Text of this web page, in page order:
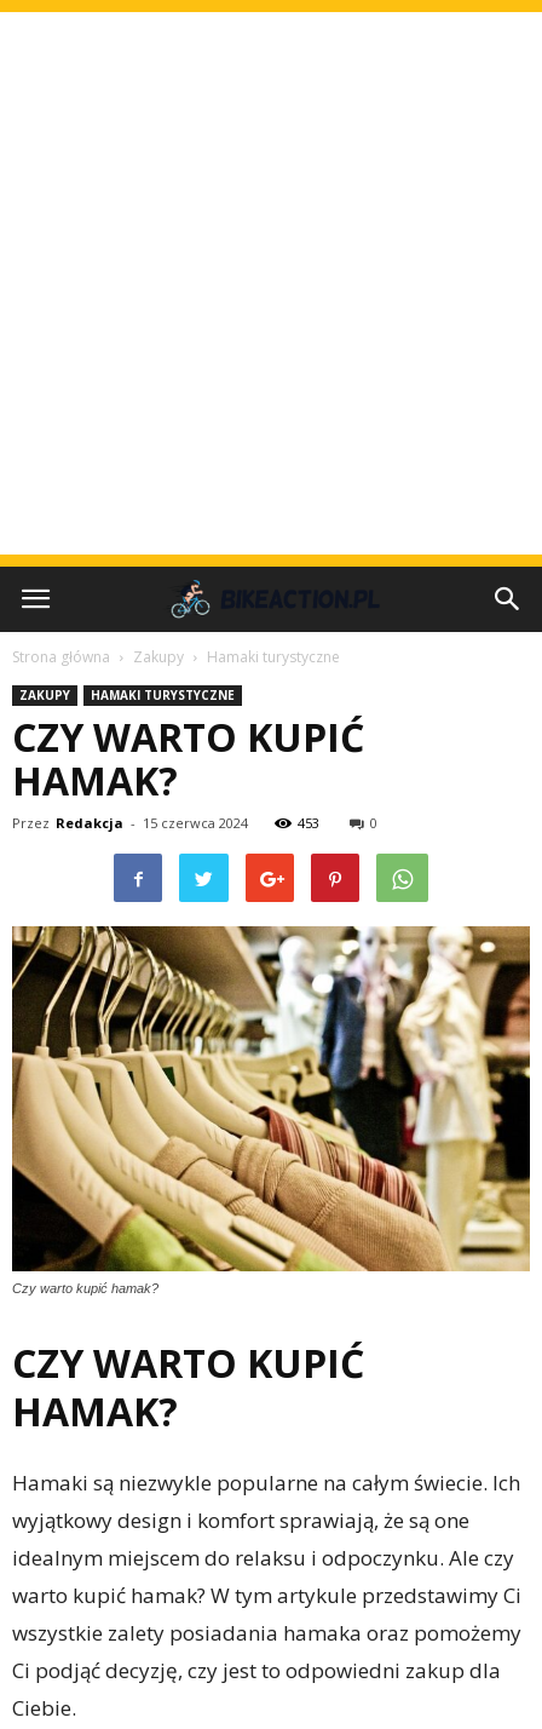
Strona główna Zakupy Hamaki turystyczne
ZAKUPY HAMAKI TURYSTYCZNE
CZY WARTO KUPIĆ
HAMAK?
Przez Redakcja - 15 czerwca 2024 453 0
Czy warto kupić hamak?
CZY WARTO KUPIĆ
HAMAK?
Hamaki są niezwykle popularne na całym świecie. Ich
wyjątkowy design i komfort sprawiają, że są one
idealnym miejscem do relaksu i odpoczynku. Ale czy
warto kupić hamak? W tym artykule przedstawimy Ci
wszystkie zalety posiadania hamaka oraz pomożemy
Ci podjąć decyzję, czy jest to odpowiedni zakup dla
Ciebie.